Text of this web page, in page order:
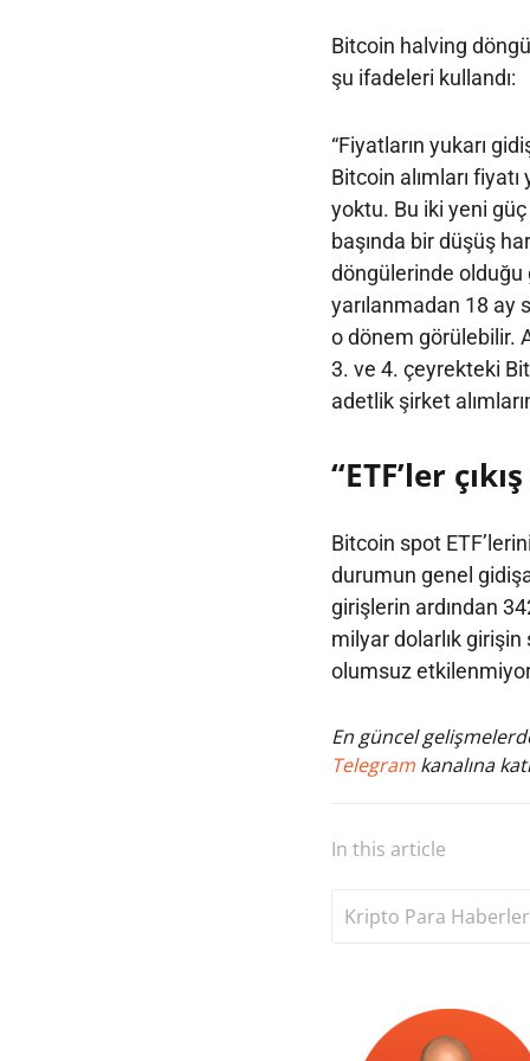
Bitcoin halving
şu ifadeleri kullandı:
“Fiyatların yukarı
Bitcoin alımları
yoktu. Bu iki yeni
başında bir düşüş
döngülerinde olduğu
yarılanmadan 18 ay
o dönem görülebilir.
3. ve 4. çeyrekteki
adetlik şirket
“ETF’ler
Bitcoin spot
durumun genel
girişlerin ardından
milyar dolarlık
olumsuz
En güncel
Telegram kanalına
In this article
Kripto Para